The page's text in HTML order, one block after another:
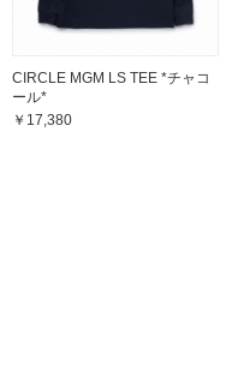
CIRCLE MGM LS TEE *チャコ
ール*
￥17,380